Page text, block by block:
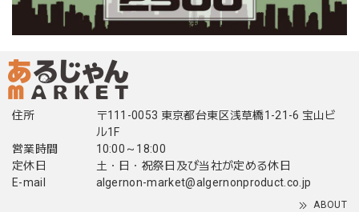
住所
〒111-0053 東京都台東区浅草橋1-21-6 宝山ビ
ル1F
営業時間
10:00～18:00
定休日
土・日・祝祭日及び当社が定める休日
E-mail
algernon-market@algernonproduct.co.jp
ABOUT